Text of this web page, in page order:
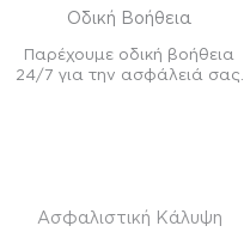
Οδική Βοήθεια
Παρέχουμε οδική βοήθεια
24/7 για την ασφάλειά σας.
Ασφαλιστική Κάλυψη